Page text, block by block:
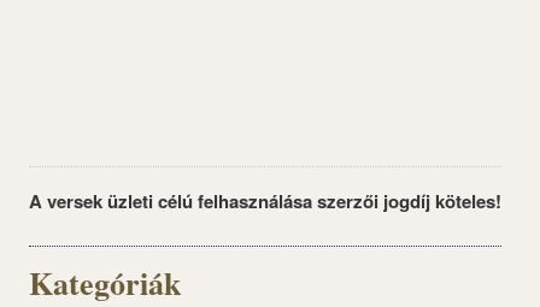
A versek üzleti célú felhasználása szerzői jogdíj köteles!
Kategóriák